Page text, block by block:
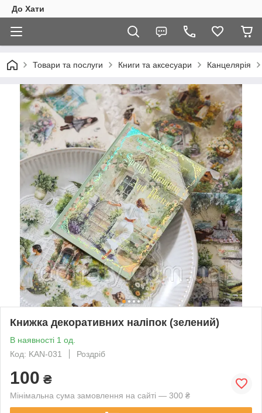
До Хати
Товари та послуги Книги та аксесуари Канцелярія
Книжка декоративних наліпок (зелений)
В наявності 1 од.
Код: KAN-031
Роздріб
100 ₴
Мінімальна сума замовлення на сайті — 300 ₴